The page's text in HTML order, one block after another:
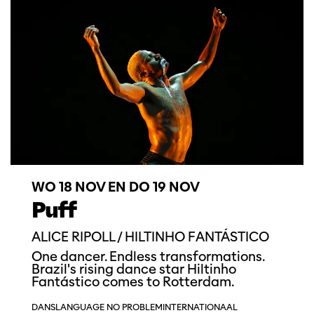
Puff
ALICE RIPOLL / HILTINHO FANTÁSTICO
WO 18 NOVEN DO 19 NOV
One dancer. Endless transformations.
Brazil's rising dance star Hiltinho
Fantástico comes to Rotterdam.
DANSLANGUAGE NO PROBLEMINTERNATIONAAL